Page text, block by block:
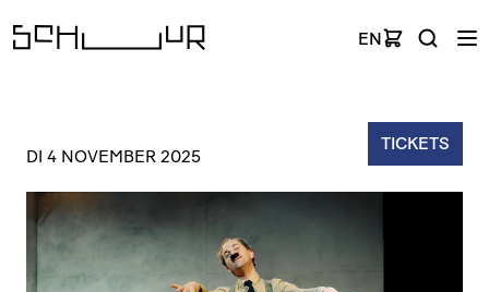
EN
TICKETS
DI 4 NOVEMBER 2025